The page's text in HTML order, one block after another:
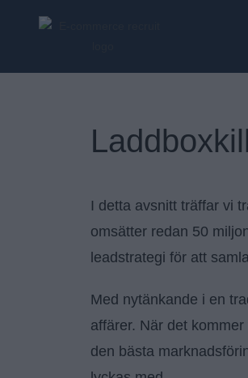
I detta avsnitt träffar vi
omsätter redan 50
leadstrategi för att
Med nytänkande i en
affärer. När det
den bästa